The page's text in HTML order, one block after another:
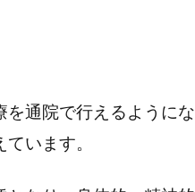
通院で行えるようにな
います。